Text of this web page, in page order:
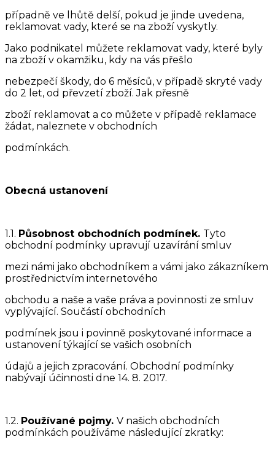
případně ve lhůtě delší, pokud je jinde uvedena,
reklamovat vady, které se na zboží vyskytly.
Jako podnikatel můžete reklamovat vady, které byly
na zboží v okamžiku, kdy na vás přešlo
nebezpečí škody, do 6 měsíců, v případě skryté vady
do 2 let, od převzetí zboží. Jak přesně
zboží reklamovat a co můžete v případě reklamace
žádat, naleznete v obchodních
podmínkách.
Obecná ustanovení
1.1. Působnost obchodních podmínek. Tyto
obchodní podmínky upravují uzavírání smluv
mezi námi jako obchodníkem a vámi jako zákazníkem
prostřednictvím internetového
obchodu a naše a vaše práva a povinnosti ze smluv
vyplývající. Součástí obchodních
podmínek jsou i povinně poskytované informace a
ustanovení týkající se vašich osobních
údajů a jejich zpracování. Obchodní podmínky
nabývají účinnosti dne 14. 8. 2017.
1.2. Používané pojmy. V našich obchodních
podmínkách používáme následující zkratky: